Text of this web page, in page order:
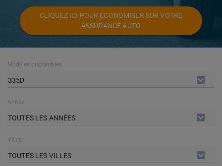
CLIQUEZ ICI POUR ÉCONOMISER SUR VOTRE
ASSURANCE AUTO
Modèles disponibles
335D
Année
TOUTES LES ANNÉES
Villes
TOUTES LES VILLES